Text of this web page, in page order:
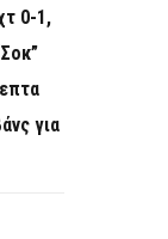
0-1,
για